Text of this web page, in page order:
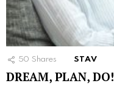
50 Shares STAV
DREAM, PLAN, DO!